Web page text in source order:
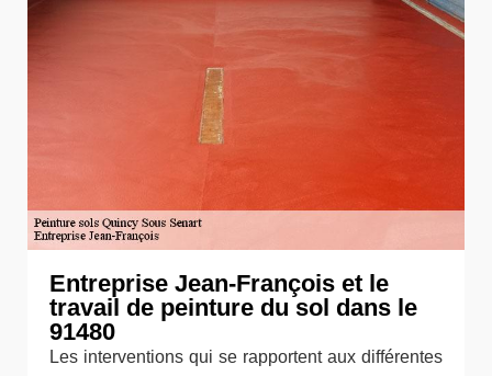
Entreprise Jean-François et le
travail de peinture du sol dans le
91480
Les interventions qui se rapportent aux différentes